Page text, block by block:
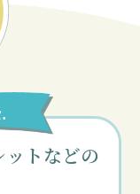
トなどの